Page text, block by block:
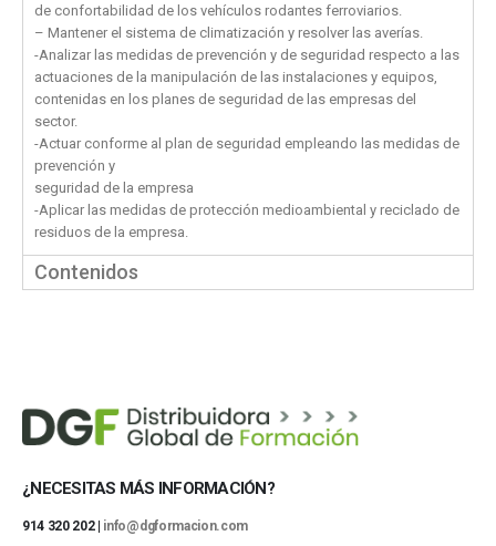
de confortabilidad de los vehículos rodantes ferroviarios.
– Mantener el sistema de climatización y resolver las averías.
-Analizar las medidas de prevención y de seguridad respecto a las
actuaciones de la manipulación de las instalaciones y equipos,
contenidas en los planes de seguridad de las empresas del
sector.
-Actuar conforme al plan de seguridad empleando las medidas de
prevención y
seguridad de la empresa
-Aplicar las medidas de protección medioambiental y reciclado de
residuos de la empresa.
Contenidos
¿NECESITAS MÁS INFORMACIÓN?
914 320 202 | info@dgformacion.com